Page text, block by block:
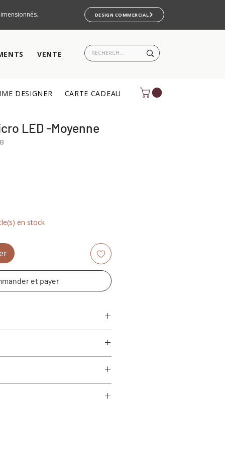
DESIGN COMMERCIAL
VENTE
DESIGNER CARTE CADEAU
LED -Moyenne
en stock
et payer